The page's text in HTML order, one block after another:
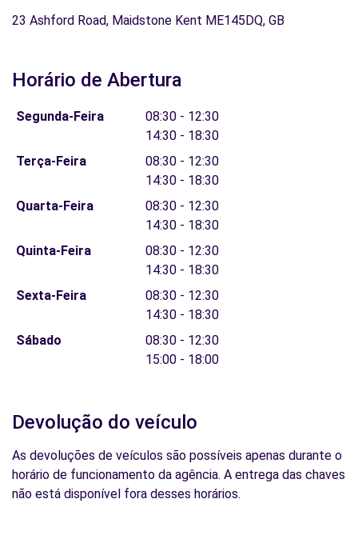
23 Ashford Road, Maidstone Kent ME145DQ, GB
Horário de Abertura
Segunda-Feira
08:30 - 12:30
14:30 - 18:30
Terça-Feira
08:30 - 12:30
14:30 - 18:30
Quarta-Feira
08:30 - 12:30
14:30 - 18:30
Quinta-Feira
08:30 - 12:30
14:30 - 18:30
Sexta-Feira
08:30 - 12:30
14:30 - 18:30
Sábado
08:30 - 12:30
15:00 - 18:00
Devolução do veículo
As devoluções de veículos são possíveis apenas durante o
horário de funcionamento da agência. A entrega das chaves
não está disponível fora desses horários.